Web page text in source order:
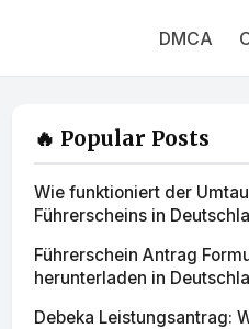
DMCA
🔥 Popular Posts
Wie funktioniert der
Führerscheins in
Führerschein Antrag
herunterladen in
Debeka Leistungsantrag: